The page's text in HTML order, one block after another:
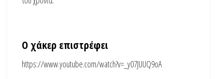
Ο χάκερ επιστρέφει
https://www.youtube.com/watch?v=_y07JUUQ9oA